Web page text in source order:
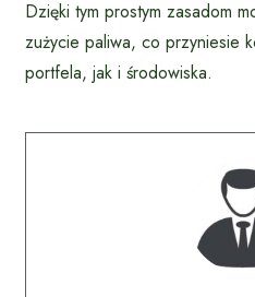
Dzięki tym prostym zasadom
zużycie paliwa, co przyniesie
portfela, jak i środowiska.